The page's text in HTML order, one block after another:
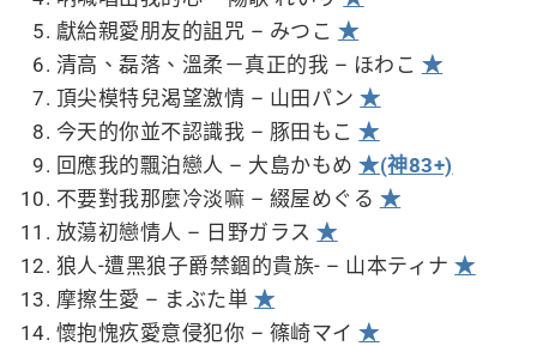
獻給親愛朋友的詛咒 – みつこ ★
清高、磊落、溫柔－真正的我 – ほわこ ★
頂尖模特兒渴望激情 – 山田パン★
今天的你並不認識我 – 豚田もこ★
回應我的飄泊戀人 – 大島かもめ★(神83+)
不要對我那麼冷淡嘛 – 綴屋めぐる ★
放蕩初戀情人 – 日野ガラス★
狼人-遭黑狼子爵禁錮的貴族- – 山本ティナ★
摩擦生愛 – まぶた単 ★
懷抱愧疚愛意侵犯你 – 篠崎マイ★